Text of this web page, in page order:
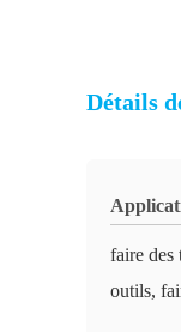
Détails
faire des
outils,